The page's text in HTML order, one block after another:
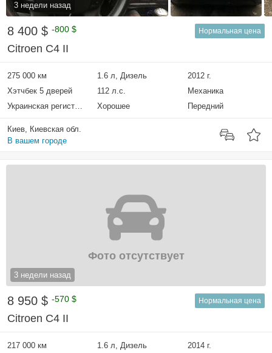
3 недели назад
8 400 $ -800 $ Нормальная цена
Citroen C4 II
275 000 км 1.6 л, Дизель
2012 г.
Хэтчбек 5 дверей
112 л.с.
Механика
Украинская регистрация
Хорошее Передний
Киев, Киевская обл.
В вашем городе
3 недели назад
Фото отсутствует
8 950 $ -570 $ Нормальная цена
Citroen C4 II
217 000 км 1.6 л, Дизель
2014 г.